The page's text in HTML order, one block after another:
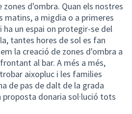
zones d'ombra. Quan els nostres
matins, a migdia o a primeres
ha un espai on protegir-se del
tantes hores de sol es fan
la creació de zones d'ombra a
al bar. A més a més,
aixopluc i les families
de pas de dalt de la grada
donaria sol·lució tots